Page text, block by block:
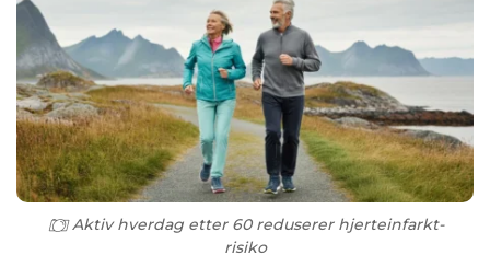
Aktiv hverdag etter 60 reduserer hjerteinfarkt-
risiko